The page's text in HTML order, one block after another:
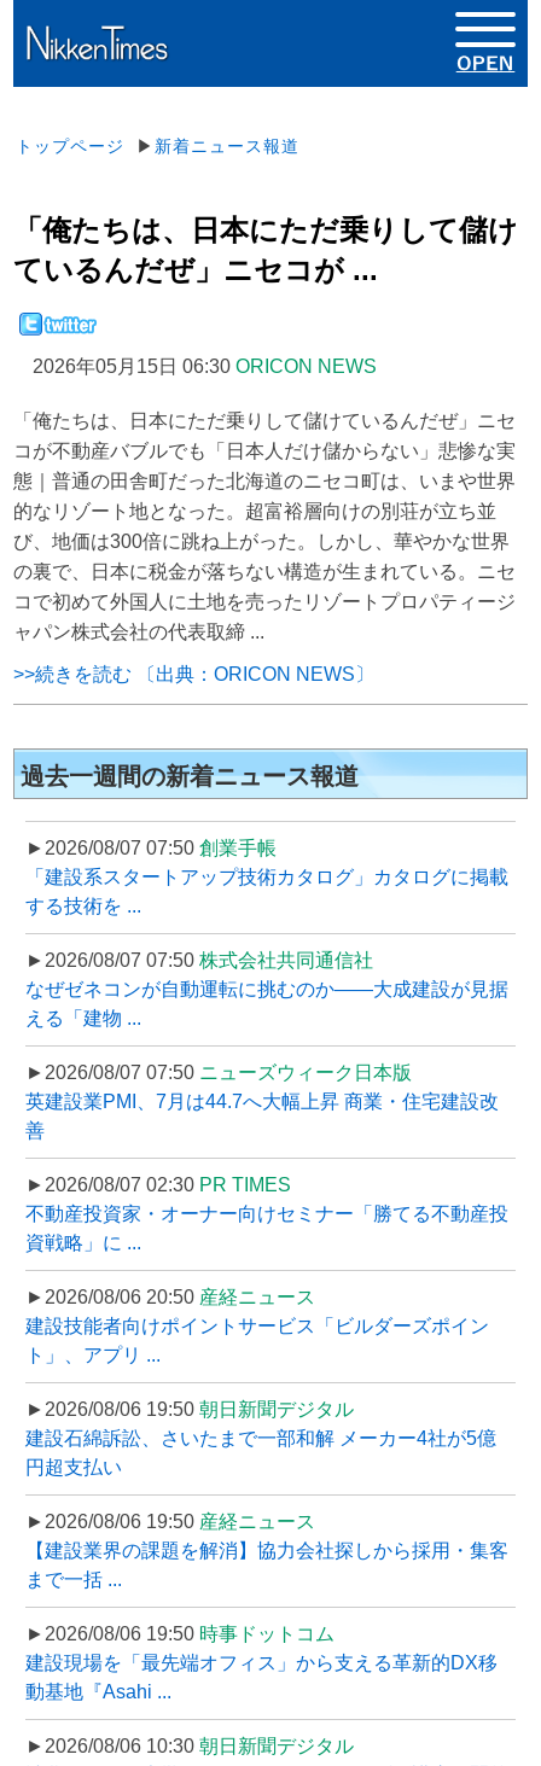
トップページ ▶ 新着ニュース報道
「俺たちは、日本にただ乗りして儲け
ているんだぜ」ニセコが ...
2026年05月15日 06:30 ORICON NEWS
「俺たちは、日本にただ乗りして儲けているんだぜ」ニセ
コが不動産バブルでも「日本人だけ儲からない」悲惨な実
態｜普通の田舎町だった北海道のニセコ町は、いまや世界
的なリゾート地となった。超富裕層向けの別荘が立ち並
び、地価は300倍に跳ね上がった。しかし、華やかな世界
の裏で、日本に税金が落ちない構造が生まれている。ニセ
コで初めて外国人に土地を売ったリゾートプロパティージ
ャパン株式会社の代表取締 ...
>>続きを読む 〔出典：ORICON NEWS〕
過去一週間の新着ニュース報道
►2026/08/07 07:50 創業手帳
「建設系スタートアップ技術カタログ」カタログに掲載
する技術を ...
►2026/08/07 07:50 株式会社共同通信社
なぜゼネコンが自動運転に挑むのか――大成建設が見据
える「建物 ...
►2026/08/07 07:50 ニューズウィーク日本版
英建設業PMI、7月は44.7へ大幅上昇 商業・住宅建設改
善
►2026/08/07 02:30 PR TIMES
不動産投資家・オーナー向けセミナー「勝てる不動産投
資戦略」に ...
►2026/08/06 20:50 産経ニュース
建設技能者向けポイントサービス「ビルダーズポイン
ト」、アプリ ...
►2026/08/06 19:50 朝日新聞デジタル
建設石綿訴訟、さいたまで一部和解 メーカー4社が5億
円超支払い
►2026/08/06 19:50 産経ニュース
【建設業界の課題を解消】協力会社探しから採用・集客
まで一括 ...
►2026/08/06 19:50 時事ドットコム
建設現場を「最先端オフィス」から支える革新的DX移
動基地『Asahi ...
►2026/08/06 10:30 朝日新聞デジタル